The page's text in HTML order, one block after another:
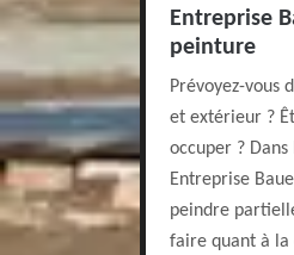
Entreprise
peinture
Prévoyez-vous
et extérieur ?
occuper ?
Entreprise
peindre
faire quant à la